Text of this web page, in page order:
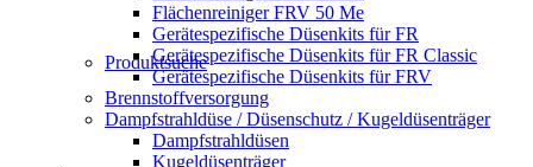
Produktsuche
Flächenreiniger FRV 50 Me
Gerätespezifische Düsenkits für FR
Gerätespezifische Düsenkits für FR Classic
Gerätespezifische Düsenkits für FRV
Brennstoffversorgung
Dampfstrahldüse / Düsenschutz / Kugeldüsenträger
Dampfstrahldüsen
Kugeldüsenträger